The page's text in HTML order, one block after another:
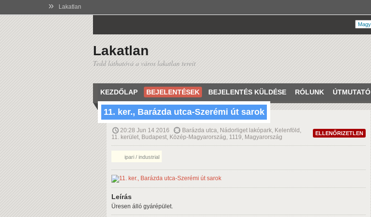
» Lakatlan
Lakatlan
Tedd láthatóvá a város lakatlan tereit
KEZDŐLAP BEJELENTÉSEK BEJELENTÉS KÜLDÉSE RÓLUNK ÚTMUTATÓ
ELLENŐRIZETLEN
11. ker., Barázda utca-Szerémi út sarok
20:28 Jun 14 2016
Barázda utca, Nádorliget lakópark, Kelenföld,
11. kerület, Budapest, Közép-Magyarország, 1119, Magyarország
ipari / industrial
Leírás
Üresen álló gyárépület.